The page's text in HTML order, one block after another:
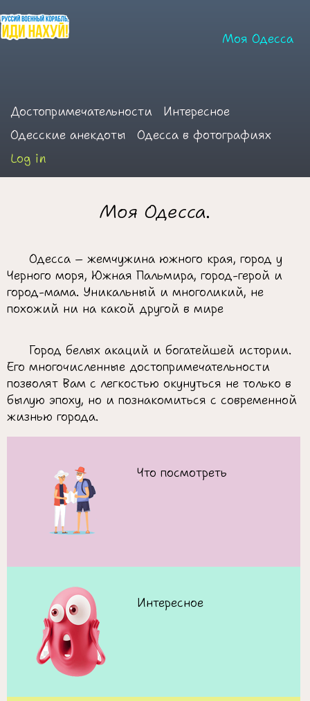
Моя Одесса
Достопримечательности
Интересное
Одесские анекдоты
Одесса в фотографиях
Log in
Моя Одесса.
Одесса – жемчужина южного края, город у
Черного моря, Южная Пальмира, город-герой и
город-мама. Уникальный и многоликий, не
похожий ни на какой другой в мире
Город белых акаций и богатейшей истории.
Его многочисленные достопримечательности
позволят Вам с легкостью окунуться не только в
былую эпоху, но и познакомиться с современной
жизнью города.
Что посмотреть
Интересное